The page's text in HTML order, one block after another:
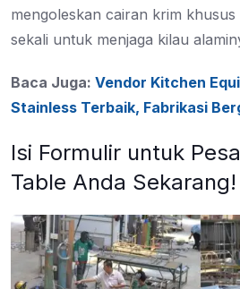
mengoleskan cairan krim
sekali untuk menjaga kilau
Baca Juga: Vendor Kitchen
Stainless Terbaik, Fabrikasi
Isi Formulir untuk
Table Anda Sekarang!